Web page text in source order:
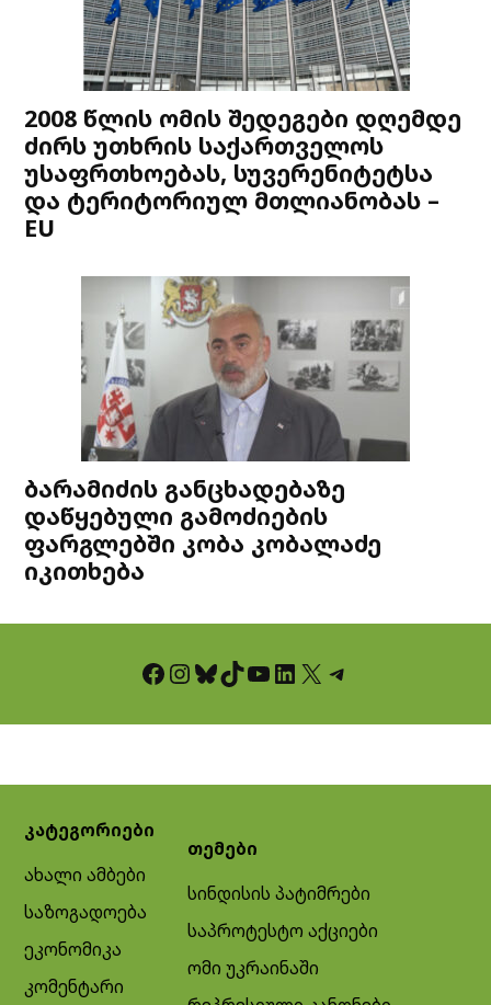
2008 წლის ომის შედეგები დღემდე
ძირს უთხრის საქართველოს
უსაფრთხოებას, სუვერენიტეტსა
და ტერიტორიულ მთლიანობას –
EU
ბარამიძის განცხადებაზე
დაწყებული გამოძიების
ფარგლებში კობა კობალაძე
იკითხება
Facebook InstagramBluesky TikTok YouTube LinkedIn X Telegram
კატეგორიები
ახალი ამბები
საზოგადოება
ეკონომიკა
კომენტარი
თემები
სინდისის პატიმრები
საპროტესტო აქციები
ომი უკრაინაში